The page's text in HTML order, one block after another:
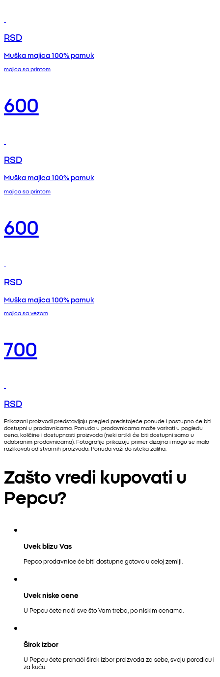
RSD
Muška majica 100% pamuk
majica sa printom
600
RSD
Muška majica 100% pamuk
majica sa printom
600
RSD
Muška majica 100% pamuk
majica sa vezom
700
RSD
Prikazani proizvodi predstavljaju pregled predstojeće ponude i postupno će biti
dostupni u prodavnicama. Ponuda u prodavnicama može varirati u pogledu
cena, količine i dostupnosti proizvoda (neki artikli će biti dostupni samo u
odabranim prodavnicama). Fotografije prikazuju primer dizajna i mogu se malo
razlikovati od stvarnih proizvoda. Ponuda važi do isteka zaliha.
Zašto vredi kupovati u
Pepcu?
Uvek blizu Vas
Pepco prodavnice će biti dostupne gotovo u celoj zemlji.
Uvek niske cene
U Pepcu ćete naći sve što Vam treba, po niskim cenama.
Širok izbor
U Pepcu ćete pronaći širok izbor proizvoda za sebe, svoju porodicu i
za kuću.